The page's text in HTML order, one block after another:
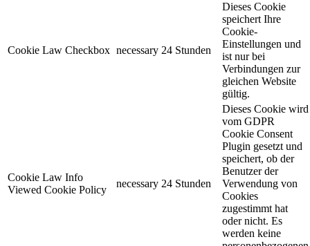
Cookie Law Checkbox necessary 24 Stunden
Dieses Cookie
speichert Ihre
Cookie-
Einstellungen und
ist nur bei
Verbindungen zur
gleichen Website
gültig.
Cookie Law Info
Viewed Cookie Policy
necessary 24 Stunden
Dieses Cookie wird
vom GDPR
Cookie Consent
Plugin gesetzt und
speichert, ob der
Benutzer der
Verwendung von
Cookies
zugestimmt hat
oder nicht. Es
werden keine